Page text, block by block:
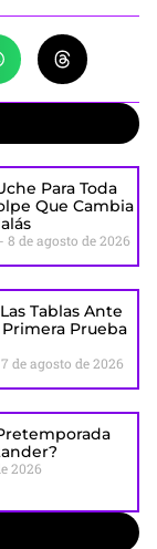
Para Toda
Que Cambia
8 de agosto de 2026
Tablas Ante
Prueba
7 de agosto de 2026
2026